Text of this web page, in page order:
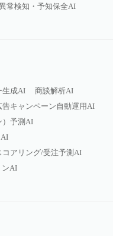
常検知・予知保全AI
生成AI
商談解析AI
告キャンペーン自動運用AI
）予測AI
コアリング/受注予測AI
ンAI